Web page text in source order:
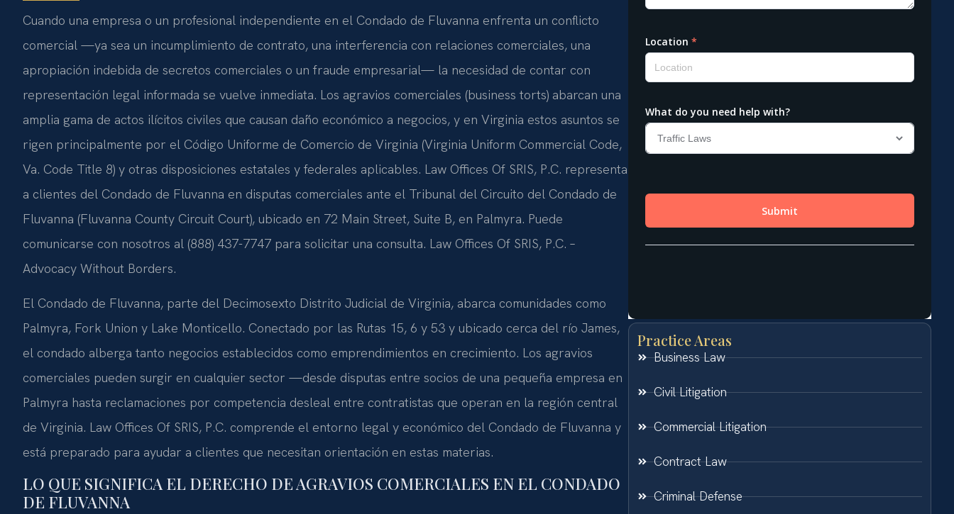
Cuando una empresa o un profesional independiente en el Condado de Fluvanna enfrenta un conflicto
comercial —ya sea un incumplimiento de contrato, una interferencia con relaciones comerciales, una
apropiación indebida de secretos comerciales o un fraude empresarial— la necesidad de contar con
representación legal informada se vuelve inmediata. Los agravios comerciales (business torts) abarcan una
amplia gama de actos ilícitos civiles que causan daño económico a negocios, y en Virginia estos asuntos se
rigen principalmente por el Código Uniforme de Comercio de Virginia (Virginia Uniform Commercial Code,
Va. Code Title 8) y otras disposiciones estatales y federales aplicables. Law Offices Of SRIS, P.C. representa
a clientes del Condado de Fluvanna en disputas comerciales ante el Tribunal del Circuito del Condado de
Fluvanna (Fluvanna County Circuit Court), ubicado en 72 Main Street, Suite B, en Palmyra. Puede
comunicarse con nosotros al (888) 437-7747 para solicitar una consulta. Law Offices Of SRIS, P.C. –
Advocacy Without Borders.
El Condado de Fluvanna, parte del Decimosexto Distrito Judicial de Virginia, abarca comunidades como
Palmyra, Fork Union y Lake Monticello. Conectado por las Rutas 15, 6 y 53 y ubicado cerca del río James,
el condado alberga tanto negocios establecidos como emprendimientos en crecimiento. Los agravios
comerciales pueden surgir en cualquier sector —desde disputas entre socios de una pequeña empresa en
Palmyra hasta reclamaciones por competencia desleal entre contratistas que operan en la región central
de Virginia. Law Offices Of SRIS, P.C. comprende el entorno legal y económico del Condado de Fluvanna y
está preparado para ayudar a clientes que necesitan orientación en estas materias.
LO QUE SIGNIFICA EL DERECHO DE AGRAVIOS COMERCIALES EN EL CONDADO
DE FLUVANNA
Practice Areas
Business Law
Civil Litigation
Commercial Litigation
Contract Law
Criminal Defense